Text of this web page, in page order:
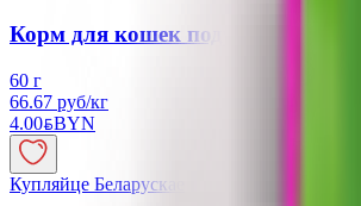
Корм для кошек подушечки
60 г
66.67 руб/кг
4.00BYNBYN
Купляйце Беларускае